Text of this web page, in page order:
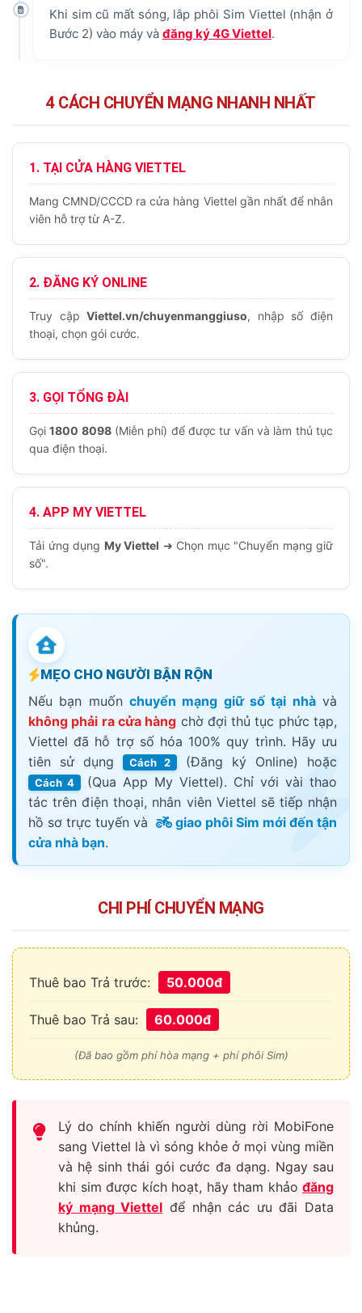
Khi sim cũ mất sóng, lắp phôi Sim Viettel (nhận ở
Bước 2) vào máy và đăng ký 4G Viettel.
4 CÁCH CHUYỂN MẠNG NHANH NHẤT
1. TẠI CỬA HÀNG VIETTEL
Mang CMND/CCCD ra cửa hàng Viettel gần nhất để nhân
viên hỗ trợ từ A-Z.
2. ĐĂNG KÝ ONLINE
Truy cậpViettel.vn/chuyenmanggiuso, nhập số điện
thoại, chọn gói cước.
3. GỌI TỔNG ĐÀI
Gọi1800 8098(Miễn phí) để được tư vấn và làm thủ tục
qua điện thoại.
4. APP MY VIETTEL
Tải ứng dụng My Viettel ➜ Chọn mục "Chuyển mạng giữ
số".
MẸO CHO NGƯỜI BẬN RỘN
Nếu bạn muốn chuyển mạng giữ số tại nhàvà
không phải ra cửa hàng chờ đợi thủ tục phức tạp,
Viettel đã hỗ trợ số hóa 100% quy trình. Hãy ưu
tiên sử dụng
Cách 2 (Đăng ký Online) hoặc
Cách 4
(Qua App My Viettel). Chỉ với vài thao
tác trên điện thoại, nhân viên Viettel sẽ tiếp nhận
hồ sơ trực tuyến và
giao phôi Sim mới đến tận
cửa nhà bạn.
CHI PHÍ CHUYỂN MẠNG
Thuê bao Trả trước: 50.000đ
Thuê bao Trả sau: 60.000đ
(Đã bao gồm phí hòa mạng + phí phôi Sim)
Lý do chính khiến người dùng rời MobiFone
sang Viettel là vì sóng khỏe ở mọi vùng miền
và hệ sinh thái gói cước đa dạng. Ngay sau
khi sim được kích hoạt, hãy tham khảo đăng
ký mạng Viettel để nhận các ưu đãi Data
khủng.